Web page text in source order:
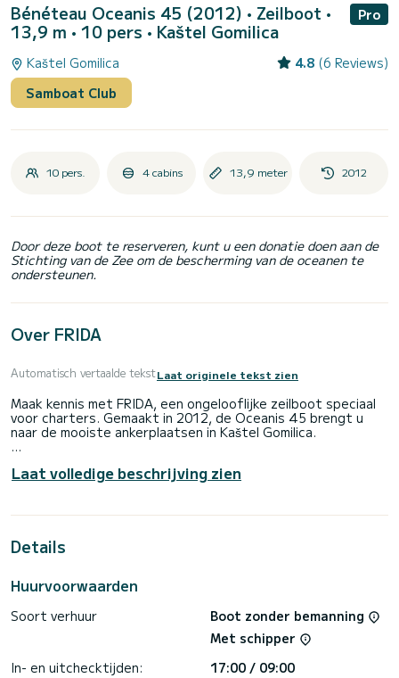
Bénéteau Oceanis 45 (2012) • Zeilboot •
13,9 m • 10 pers • Kaštel Gomilica
Pro
Kaštel Gomilica 4.8 (6 Reviews)
Samboat Club
10 pers. 4 cabins 13,9 meter 2012
Door deze boot te reserveren, kunt u een donatie doen aan de
Stichting van de Zee om de bescherming van de oceanen te
ondersteunen.
Over FRIDA
Automatisch vertaalde tekstLaat originele tekst zien
Maak kennis met FRIDA, een ongelooflijke zeilboot speciaal
voor charters. Gemaakt in 2012, de Oceanis 45 brengt u
naar de mooiste ankerplaatsen in Kaštel Gomilica.
capaciteit van 10 personen. Met een totale lengte van 14
meter is het uw beste bondgenoot om een uitzonderlijke
Kaštel Gomilica
Deze Oceanis 45 is uitgerust met 2 toiletten met een
Deze boot is uitgerust met een Full batten grootzeil en een
Automatische piloot, Boegschroef, Luidsprekers,
Neem gerust contact met ons op voor een offerte, u wordt
Laat volledige beschrijving zien
Details
Huurvoorwaarden
Soort verhuur
Boot zonder bemanning
Met schipper
In- en uitchecktijden:
17:00 / 09:00